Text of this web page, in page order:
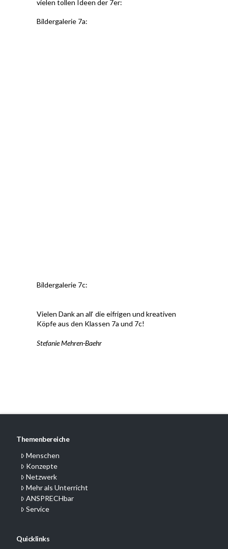
vielen tollen Ideen der 7er:
Bildergalerie 7a:
Bildergalerie 7c:
Vielen Dank an all‘ die eifrigen und kreativen
Köpfe aus den Klassen 7a und 7c!
Stefanie Mehren-Baehr
Themenbereiche
Menschen
Konzepte
Netzwerk
Mehr als Unterricht
ANSPRECHbar
Service
Quicklinks